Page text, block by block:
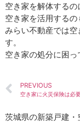
空き家を解体するの
空き家を活用するの
みらい不動産では
す。
空き家の処分に困っ
PREVIOUS
茨城県の新築戸建